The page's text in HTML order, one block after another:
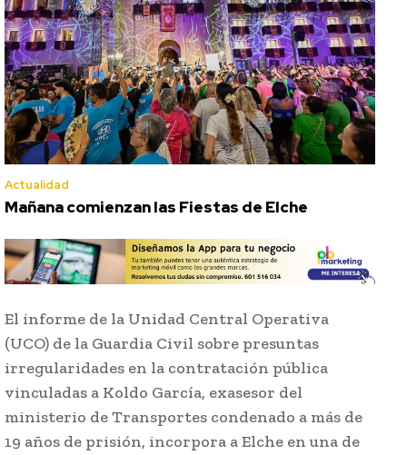
Actualidad
Mañana comienzan las Fiestas de Elche
El informe de la Unidad Central Operativa
(UCO) de la Guardia Civil sobre presuntas
irregularidades en la contratación pública
vinculadas a Koldo García, exasesor del
ministerio de Transportes condenado a más de
19 años de prisión, incorpora a Elche en una de